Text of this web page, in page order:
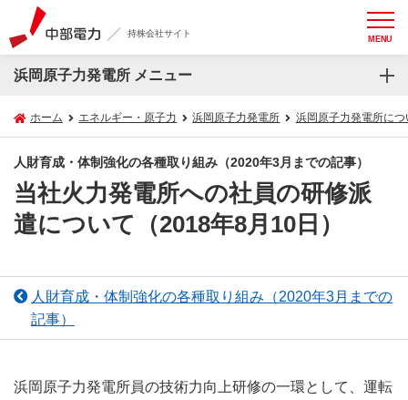
持株会社サイト MENU
浜岡原子力発電所 メニュー
ホーム エネルギー・原子力 浜岡原子力発電所 浜岡原子力発電所につ
人財育成・体制強化の各種取り組み（2020年3月までの記事）
当社火力発電所への社員の研修派
遣について（2018年8月10日）
人財育成・体制強化の各種取り組み（2020年3月までの
記事）
浜岡原子力発電所員の技術力向上研修の一環として、運転